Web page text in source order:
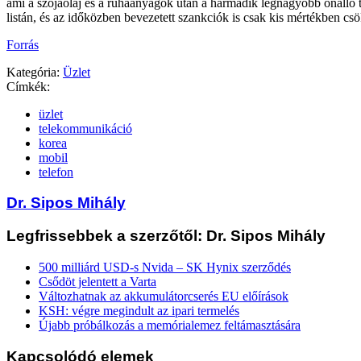
listán, és az időközben bevezetett szankciók is csak kis mértékben
Forrás
Kategória: Üzlet
Címkék:
üzlet
telekommunikáció
korea
mobil
telefon
Dr. Sipos Mihály
Legfrissebbek a szerzőtől: Dr. Sipos Mihály
500 milliárd USD-s Nvida – SK Hynix szerződés
Csődöt jelentett a Varta
Változhatnak az akkumulátorcserés EU előírások
KSH: végre megindult az ipari termelés
Újabb próbálkozás a memórialemez feltámasztására
Kapcsolódó elemek